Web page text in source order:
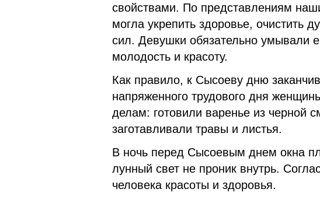
свойствами. По представлениям
могла укрепить здоровье, очистить
сил. Девушки обязательно умывали
молодость и красоту.
Как правило, к Сысоеву дню
напряженного трудового дня
делам: готовили варенье из черной
заготавливали травы и листья.
В ночь перед Сысоевым днем окна
лунный свет не проник внутрь.
человека красоты и здоровья.